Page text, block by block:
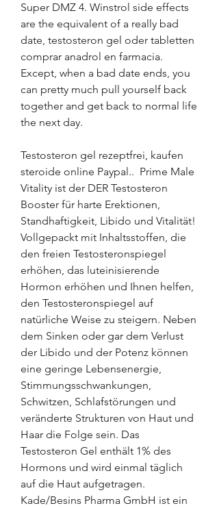
Super DMZ 4. Winstrol side effects
are the equivalent of a really bad
date, testosteron gel oder tabletten
comprar anadrol en farmacia.
Except, when a bad date ends, you
can pretty much pull yourself back
together and get back to normal life
the next day.
Testosteron gel rezeptfrei, kaufen
steroide online Paypal..  Prime Male
Vitality ist der DER Testosteron
Booster für harte Erektionen,
Standhaftigkeit, Libido und Vitalität!
Vollgepackt mit Inhaltsstoffen, die
den freien Testosteronspiegel
erhöhen, das luteinisierende
Hormon erhöhen und Ihnen helfen,
den Testosteronspiegel auf
natürliche Weise zu steigern. Neben
dem Sinken oder gar dem Verlust
der Libido und der Potenz können
eine geringe Lebensenergie,
Stimmungsschwankungen,
Schwitzen, Schlafstörungen und
veränderte Strukturen von Haut und
Haar die Folge sein. Das
Testosteron Gel enthält 1% des
Hormons und wird einmal täglich
auf die Haut aufgetragen.
Kade/Besins Pharma GmbH ist ein